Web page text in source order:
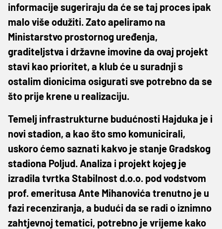
informacije sugeriraju da će se taj proces ipak
malo više odužiti. Zato apeliramo na
Ministarstvo prostornog uređenja,
graditeljstva i državne imovine da ovaj projekt
stavi kao prioritet, a klub će u suradnji s
ostalim dionicima osigurati sve potrebno da se
što prije krene u realizaciju.
Temelj infrastrukturne budućnosti Hajduka je i
novi stadion, a kao što smo komunicirali,
uskoro ćemo saznati kakvo je stanje Gradskog
stadiona Poljud. Analiza i projekt kojeg je
izradila tvrtka Stabilnost d.o.o. pod vodstvom
prof. emeritusa Ante Mihanovića trenutno je u
fazi recenziranja, a budući da se radi o iznimno
zahtjevnoj tematici, potrebno je vrijeme kako